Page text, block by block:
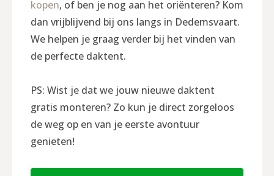
kopen, of ben je nog aan het oriënteren? Kom
dan vrijblijvend bij ons langs in Dedemsvaart.
We helpen je graag verder bij het vinden van
de perfecte daktent.
PS: Wist je dat we jouw nieuwe daktent
gratis monteren? Zo kun je direct zorgeloos
de weg op en van je eerste avontuur
genieten!